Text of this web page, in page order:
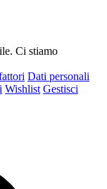
Ci stiamo
Dati personali
Wishlist Gestisci